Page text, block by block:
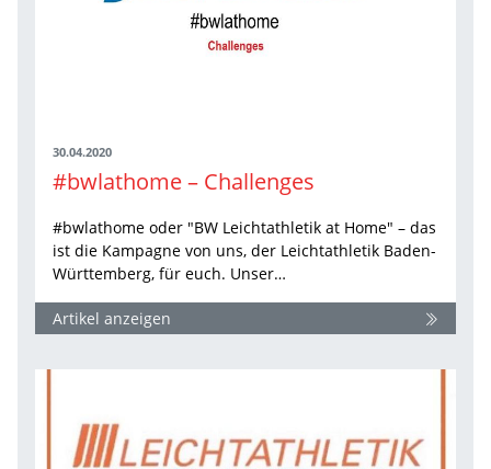
30.04.2020
#bwlathome – Challenges
#bwlathome oder "BW Leichtathletik at Home" – das
ist die Kampagne von uns, der Leichtathletik Baden-
Württemberg, für euch. Unser…
Artikel anzeigen